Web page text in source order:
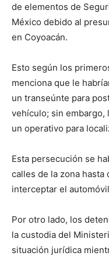
de elementos de
México debido al
en Coyoacán.
Esto según los
menciona que le
un transeúnte para
vehículo; sin embargo,
un operativo para
Esta persecución se
calles de la zona
interceptar el
Por otro lado, los
la custodia del
situación jurídica